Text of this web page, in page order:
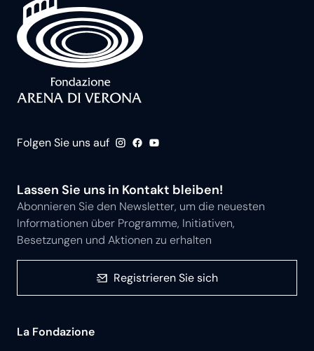
Folgen Sie uns auf
Lassen Sie uns in Kontakt bleiben!
Abonnieren Sie den Newsletter, um die neuesten
Informationen über Programme, Initiativen,
Besetzungen und Aktionen zu erhalten
Registrieren Sie sich
La Fondazione